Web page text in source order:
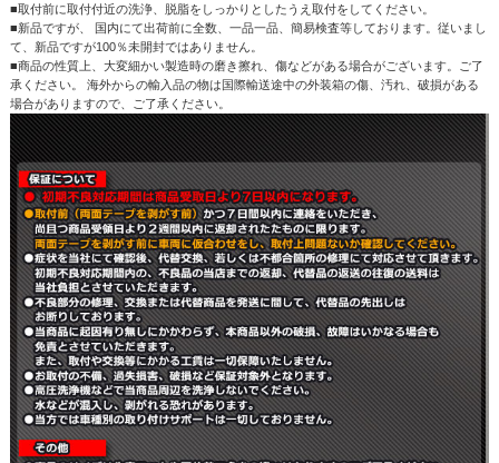
■取付前に取付付近の洗浄、脱脂をしっかりとしたうえ取付をしてください。
■新品ですが、 国内にて出荷前に全数、一品一品、簡易検査等しております。従いまし
て、新品ですが100％未開封ではありません。
■商品の性質上、大変細かい製造時の磨き擦れ、傷などがある場合がございます。ご了
承ください。 海外からの輸入品の物は国際輸送途中の外装箱の傷、汚れ、破損がある
場合がありますので、ご了承ください。